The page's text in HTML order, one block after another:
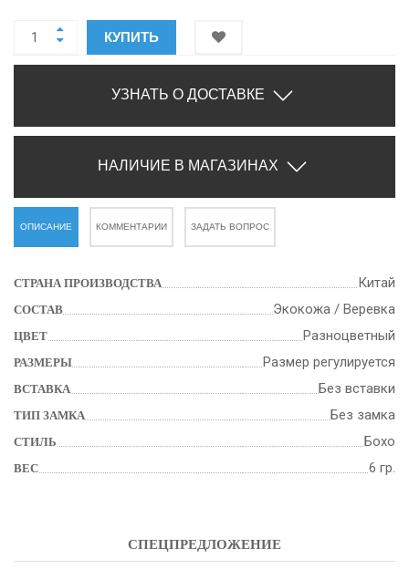
КУПИТЬ
УЗНАТЬ О ДОСТАВКЕ
НАЛИЧИЕ В МАГАЗИНАХ
ОПИСАНИЕ КОММЕНТАРИИ ЗАДАТЬ ВОПРОС
СТРАНА ПРОИЗВОДСТВА Китай
СОСТАВ Экокожа / Веревка
ЦВЕТ Разноцветный
РАЗМЕРЫ Размер регулируется
ВСТАВКА Без вставки
ТИП ЗАМКА Без замка
СТИЛЬ Бохо
ВЕС 6 гр.
СПЕЦПРЕДЛОЖЕНИЕ